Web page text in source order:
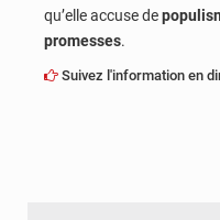
qu’elle accuse de
promesses.
Suivez l'information en